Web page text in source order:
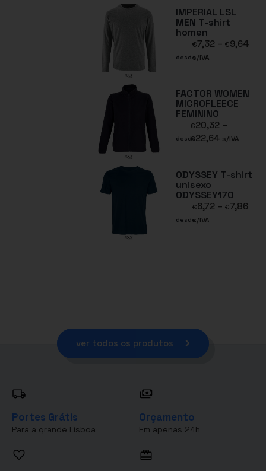
IMPERIAL LSL
MEN T-shirt
homen
desde
€7,32 – €9,64
s/IVA
FACTOR WOMEN
MICROFLEECE
FEMININO
desde
€20,32 –
€22,64 s/IVA
ODYSSEY T-shirt
unisexo
ODYSSEY170
desde
€6,72 – €7,86
s/IVA
ver todos os produtos
Portes Grátis
Para a grande Lisboa
Orçamento
Em apenas 24h